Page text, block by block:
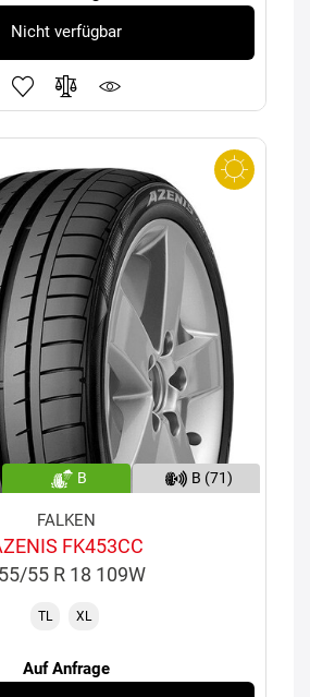
Nicht verfügbar
B B (71)
FALKEN
FK453CC
55 R 18 109W
TL XL
Auf Anfrage